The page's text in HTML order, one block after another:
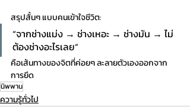
สรุปสั้นๆ แบบคนเข้าใจชีวิต:
“จากช่างแม่ง → ช่างเหอะ → ช่างมัน → ไม่
ต้องช่างอะไรเลย”
คือเส้นทางของจิตที่ค่อยๆ ละลายตัวเองออกจาก
การยึด
นิพพาน
ความรู้ทั่วไป